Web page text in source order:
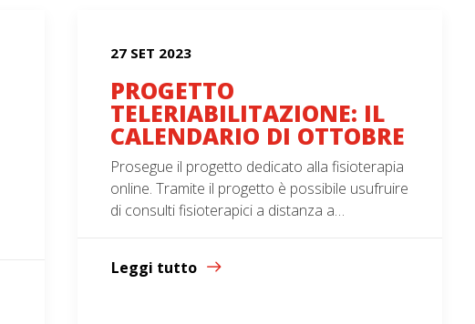
27 SET 2023
PROGETTO
TELERIABILITAZIONE: IL
CALENDARIO DI OTTOBRE
Prosegue il progetto dedicato alla fisioterapia
online. Tramite il progetto è possibile usufruire
di consulti fisioterapici a distanza a…
Leggi tutto